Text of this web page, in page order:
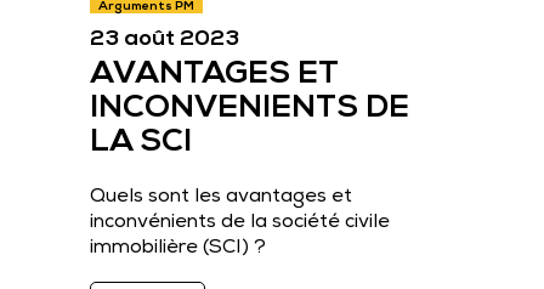
Arguments PM
23 août 2023
AVANTAGES ET
INCONVENIENTS DE
LA SCI
Quels sont les avantages et
inconvénients de la société civile
immobilière (SCI) ?